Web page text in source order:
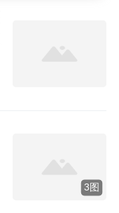
3图